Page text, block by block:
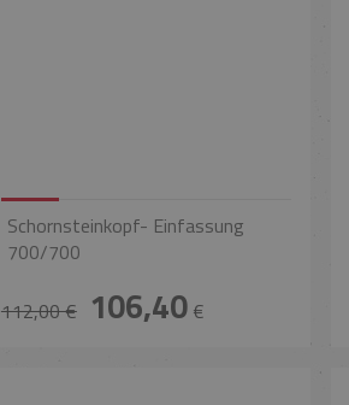
Schornsteinkopf- Einfassung
700/700
112,00 € 106,40€